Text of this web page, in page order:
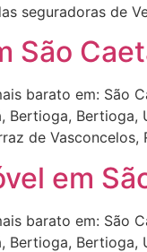
seguradoras de
São
barato em: São
Bertioga,
de
em
barato em: São
Bertioga,